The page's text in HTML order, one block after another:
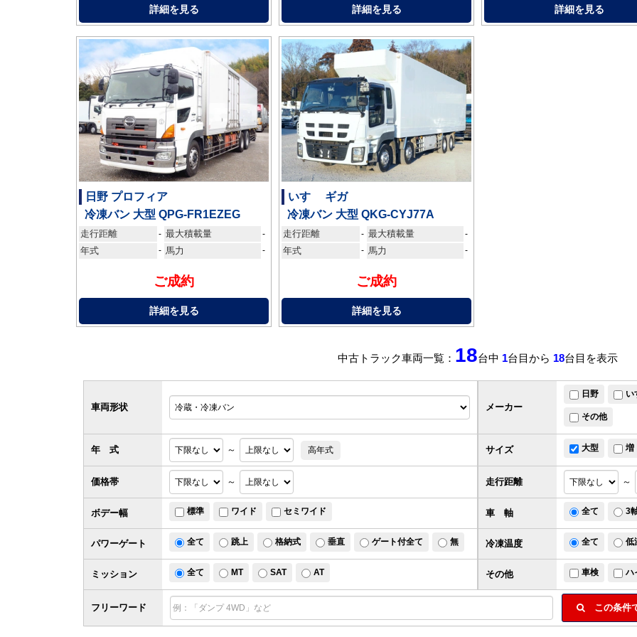
詳細を見る 詳細を見る 詳細を見る
日野 プロフィア
冷凍バン 大型 QPG-FR1EZEG
走行距離 - 最大積載量 -
年式 - 馬力 -
ご成約
詳細を見る
いすゞ ギガ
冷凍バン 大型 QKG-CYJ77A
走行距離 - 最大積載量 -
年式 - 馬力 -
ご成約
詳細を見る
中古トラック車両一覧： 18台中 1台目から 18台目を表示
車両形状
サイズ 大型 増
価格帯 ～
フリーワード この条件
メーカー
日野 い
その他
年 式 ～ 高年式
走行距離 ～
ボデー幅 標準 ワイド セミワイド 車 軸 全て 3
パワーゲート 全て 跳上 格納式 垂直 ゲート付全て 無 冷凍温度 全て 低
ミッション 全て MT SAT AT その他 車検 ハ